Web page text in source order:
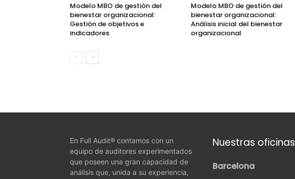
Modelo MBO de gestión del
bienestar organizacional:
Gestión de objetivos e
indicadores
Modelo MBO de gestión del
bienestar organizacional:
Análisis inicial del bienestar
organizacional
En Full Audit® contamos con un
equipo de auditores experimentados
que poseen una gran capacidad de
análisis que, unida a su experiencia,
Nuestras oficinas
Barcelona